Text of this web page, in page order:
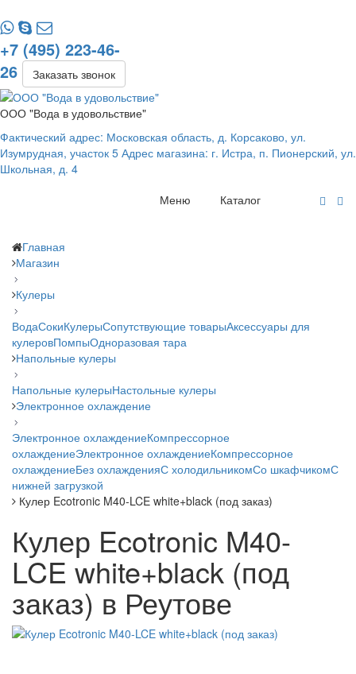
+7 (495) 223-46-
26
Заказать звонок
ООО "Вода в удовольствие"
Фактический адрес: Московская область, д. Корсаково, ул.
Изумрудная, участок 5 Адрес магазина: г. Истра, п. Пионерский, ул.
Школьная, д. 4
Каталог
Меню
Главная
Магазин
Кулеры
ВодаСокиКулерыСопутствующие товарыАксессуары для
кулеровПомпыОдноразовая тара
Напольные кулеры
Напольные кулерыНастольные кулеры
Электронное охлаждение
Электронное охлаждениеКомпрессорное
охлаждениеЭлектронное охлаждениеКомпрессорное
охлаждениеБез охлажденияС холодильникомСо шкафчикомС
нижней загрузкой
Кулер Ecotronic M40-LCE white+black (под заказ)
Кулер Ecotronic M40-
LCE white+black (под
заказ) в Реутове